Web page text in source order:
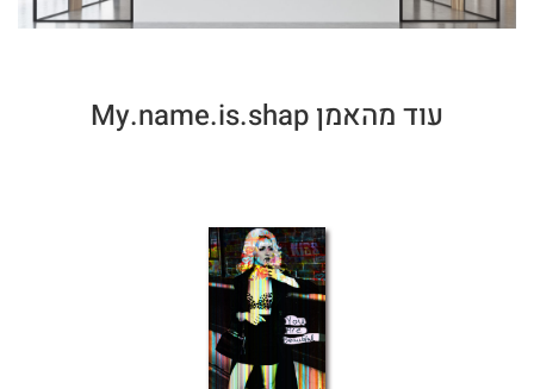
עוד מהאמן My.name.is.shap